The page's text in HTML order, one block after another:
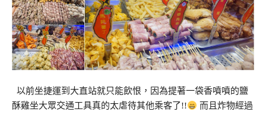
以前坐捷運到大直站就只能飲恨，因為提著一袋香噴噴的鹽
酥雞坐大眾交通工具真的太虐待其他乘客了!!
而且炸物經過